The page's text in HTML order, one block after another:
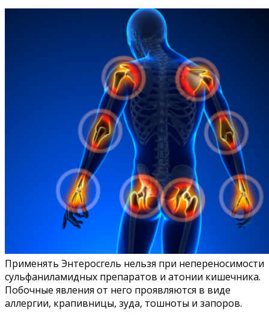
Применять Энтеросгель нельзя при непереносимости
сульфаниламидных препаратов и атонии кишечника.
Побочные явления от него проявляются в виде
аллергии, крапивницы, зуда, тошноты и запоров.